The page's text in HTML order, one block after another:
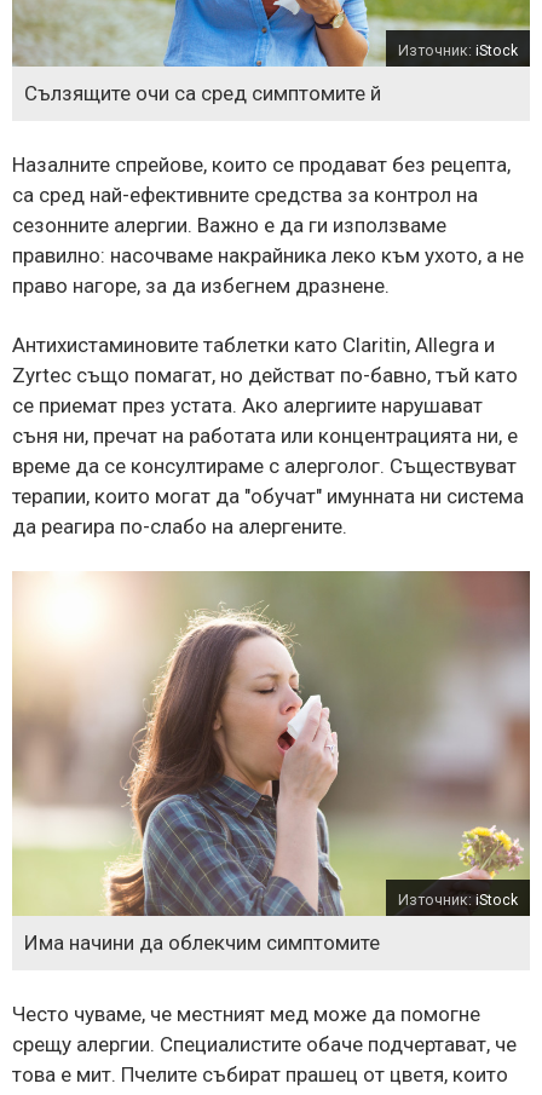
Източник: iStock
Сълзящите очи са сред симптомите й
Назалните спрейове, които се продават без рецепта,
са сред най-ефективните средства за контрол на
сезонните алергии. Важно е да ги използваме
правилно: насочваме накрайника леко към ухото, а не
право нагоре, за да избегнем дразнене.
Антихистаминовите таблетки като Claritin, Allegra и
Zyrtec също помагат, но действат по-бавно, тъй като
се приемат през устата. Ако алергиите нарушават
съня ни, пречат на работата или концентрацията ни, е
време да се консултираме с алерголог. Съществуват
терапии, които могат да "обучат" имунната ни система
да реагира по-слабо на алергените.
Източник: iStock
Има начини да облекчим симптомите
Често чуваме, че местният мед може да помогне
срещу алергии. Специалистите обаче подчертават, че
това е мит. Пчелите събират прашец от цветя, които